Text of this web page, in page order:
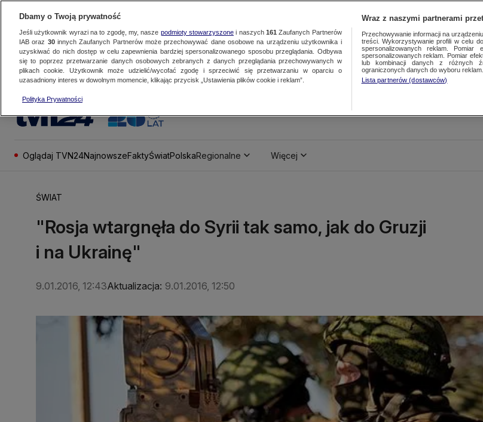
Oglądaj TVN24NajnowszeFaktyŚwiatPolskaRegionalne Więcej
ŚWIAT
"Rosja wtargnęła do Syrii tak samo, jak do Gruzji
i na Ukrainę"
9.01.2016, 12:43Aktualizacja: 9.01.2016, 12:50
Dbamy o Twoją prywatność
Jeśli użytkownik wyrazi na to zgodę, my, nasze podmioty stowarzyszonei naszych 161 Zaufanych Partnerów
IAB oraz 30innych Zaufanych Partnerów może przechowywać dane osobowe na urządzeniu użytkownika i
uzyskiwać do nich dostęp w celu zapewnienia bardziej spersonalizowanego sposobu przeglądania. Odbywa
się to poprzez przetwarzanie danych osobowych zebranych z danych przeglądania przechowywanych w
plikach cookie. Użytkownik może udzielić/wycofać zgodę i sprzeciwić się przetwarzaniu w oparciu o
uzasadniony interes w dowolnym momencie, klikając przycisk „Ustawienia plików cookie i reklam”.
Polityka Prywatności
Wraz z naszymi partnerami
Przechowywanie informacji na
treści. Wykorzystywanie profili w celu
spersonalizowanych reklam.
spersonalizowanych reklam. Pomiar
lub kombinacji danych z różnych
ograniczonych danych do wyboru reklam.
Lista partnerów (dostawców)